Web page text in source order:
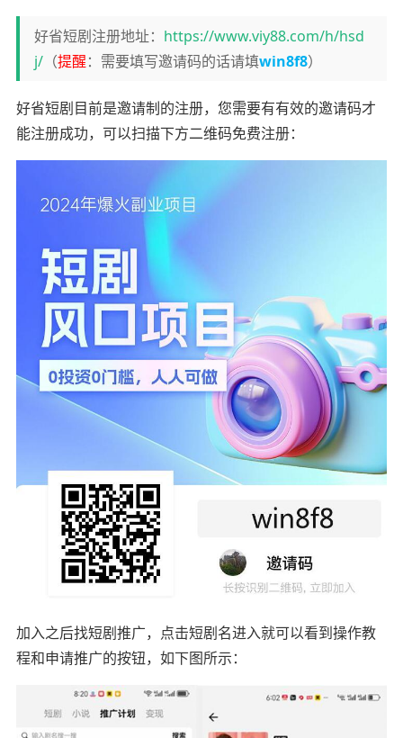
好省短剧注册地址： https://www.viy88.com/h/hsd
j/（提醒：需要填写邀请码的话请填win8f8）
好省短剧目前是邀请制的注册，您需要有有效的邀请码才
能注册成功，可以扫描下方二维码免费注册：
加入之后找短剧推广，点击短剧名进入就可以看到操作教
程和申请推广的按钮，如下图所示：